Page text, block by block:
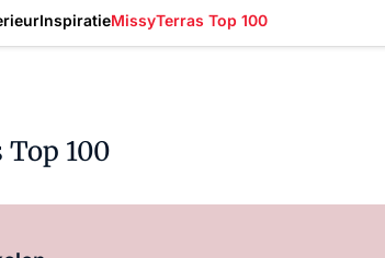
InspiratieMissyTerras Top 100
100